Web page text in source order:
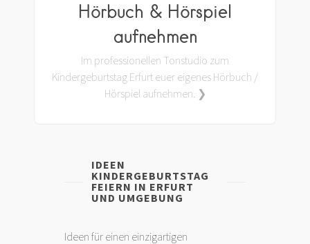
Hörbuch & Hörspiel
aufnehmen
Im professionellen Tonstudio zum
Kindergeburtstag Erfurt euer eigenes Hörbuch /
Hörspiel aufnehmen. ❯
IDEEN
KINDERGEBURTSTAG
FEIERN IN ERFURT
UND UMGEBUNG
Ideen für einen einzigartigen